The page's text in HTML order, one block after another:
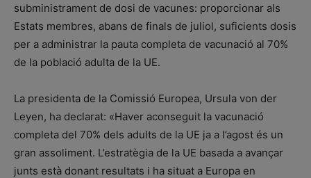
subministrament de dosi de vacunes: proporcionar als
Estats membres, abans de finals de juliol, suficients dosis
per a administrar la pauta completa de vacunació al 70%
de la població adulta de la UE.
La presidenta de la Comissió Europea, Ursula von der
Leyen, ha declarat: «Haver aconseguit la vacunació
completa del 70% dels adults de la UE ja a l’agost és un
gran assoliment. L’estratègia de la UE basada a avançar
junts està donant resultats i ha situat a Europa en